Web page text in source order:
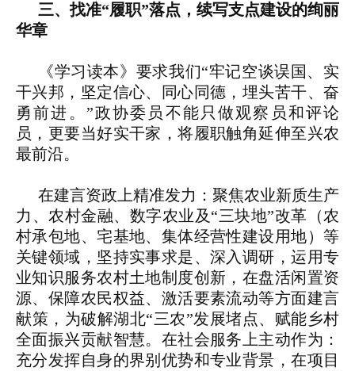
三、找准“履职”落点，续写支点建设的绚丽
华章
《学习读本》要求我们“牢记空谈误国、实
干兴邦，坚定信心、同心同德，埋头苦干、奋
勇前进。”政协委员不能只做观察员和评论
员，更要当好实干家，将履职触角延伸至兴农
最前沿。
在建言资政上精准发力：聚焦农业新质生产
力、农村金融、数字农业及“三块地”改革（农
村承包地、宅基地、集体经营性建设用地）等
关键领域，坚持实事求是、深入调研，运用专
业知识服务农村土地制度创新，在盘活闲置资
源、保障农民权益、激活要素流动等方面建言
献策，为破解湖北“三农”发展堵点、赋能乡村
全面振兴贡献智慧。在社会服务上主动作为：
充分发挥自身的界别优势和专业背景，在项目